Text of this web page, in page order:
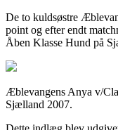
De to kuldsøstre
point og efter endt
Åben Klasse Hund på
Æblevangens Anya v/
Sjælland 2007.